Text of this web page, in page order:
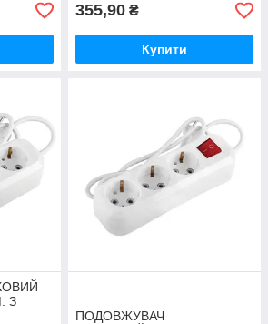
355,90 ₴
Купити
З
ПОДОВЖУВАЧ